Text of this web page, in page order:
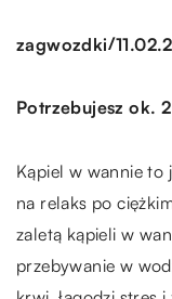
zagwozdki/
Potrzebujesz ok.
Kąpiel w wannie to
na relaks po
zaletą kąpieli w
przebywanie w